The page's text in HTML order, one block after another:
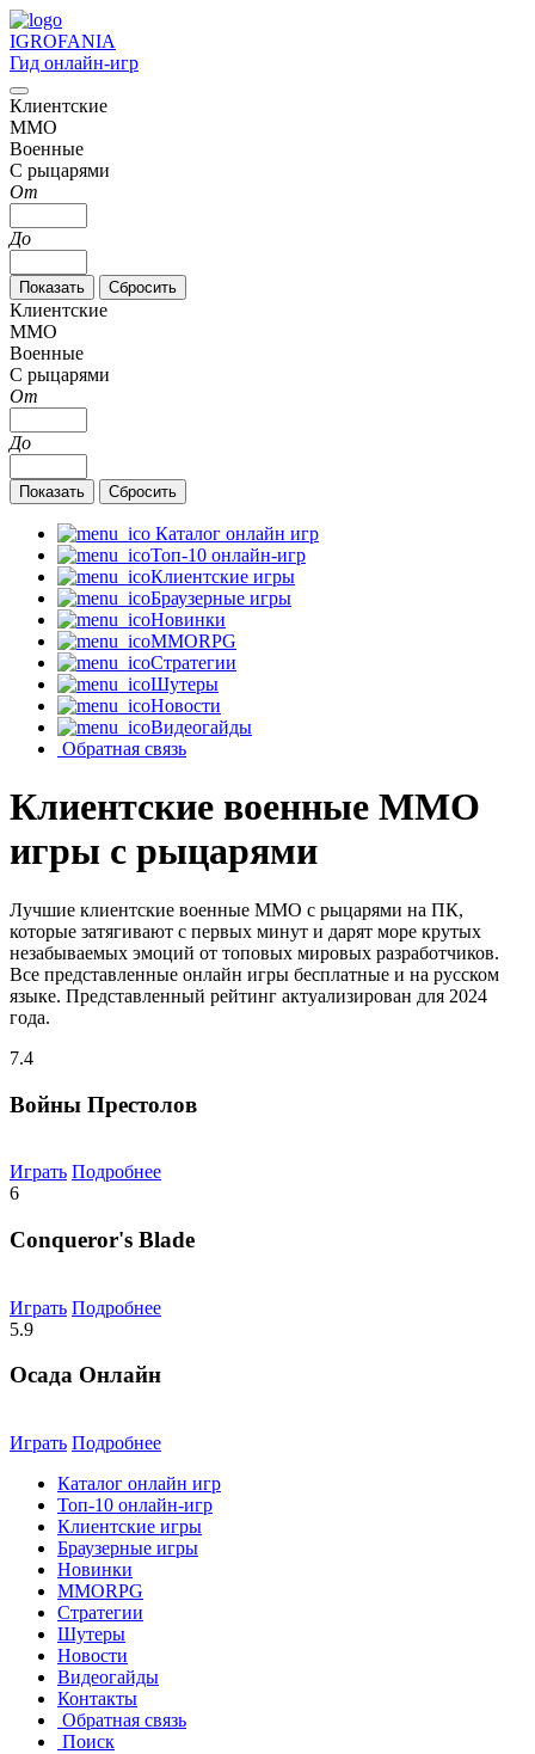
IGROFANIA
Гид онлайн-игр
Клиентские
MMO
Военные
С рыцарями
От
До
Клиентские
MMO
Военные
С рыцарями
От
До
Каталог онлайн игр
Топ-10 онлайн-игр
Клиентские игры
Браузерные игры
Новинки
MMORPG
Стратегии
Шутеры
Новости
Видеогайды
Обратная связь
Клиентские военные MMO
игры с рыцарями
Лучшие клиентские военные MMO с рыцарями на ПК,
которые затягивают с первых минут и дарят море крутых
незабываемых эмоций от топовых мировых разработчиков.
Все представленные онлайн игры бесплатные и на русском
языке. Представленный рейтинг актуализирован для 2024
года.
7.4
Войны Престолов
Играть Подробнее
6
Conqueror's Blade
Играть Подробнее
5.9
Осада Онлайн
Играть Подробнее
Каталог онлайн игр
Топ-10 онлайн-игр
Клиентские игры
Браузерные игры
Новинки
MMORPG
Стратегии
Шутеры
Новости
Видеогайды
Контакты
Обратная связь
Поиск